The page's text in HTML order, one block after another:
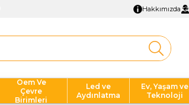
Hakkımızda
Oem Ve
Çevre
Birimleri
Led ve
Aydınlatma
Ev, Yaşam ve
Teknoloji